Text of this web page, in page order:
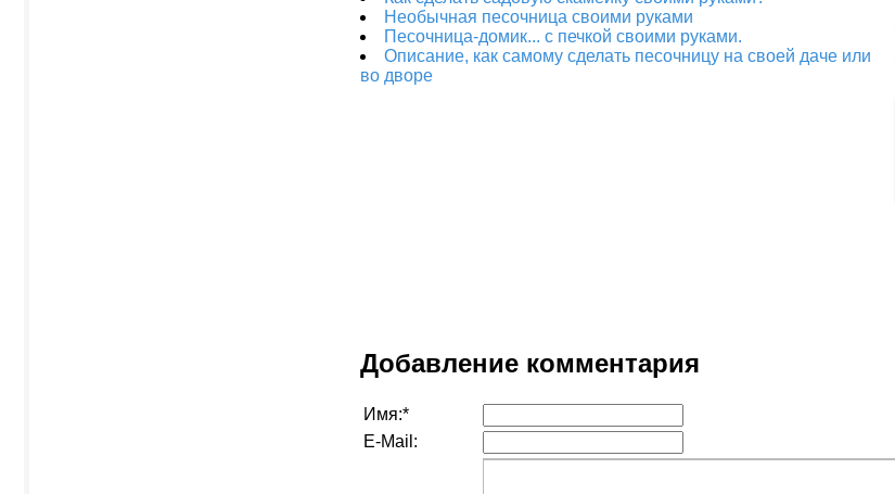
Необычная песочница своими руками
Песочница-домик... с печкой своими руками.
Описание, как самому сделать песочницу на своей даче или
во дворе
Добавление комментария
Имя:*
E-Mail: